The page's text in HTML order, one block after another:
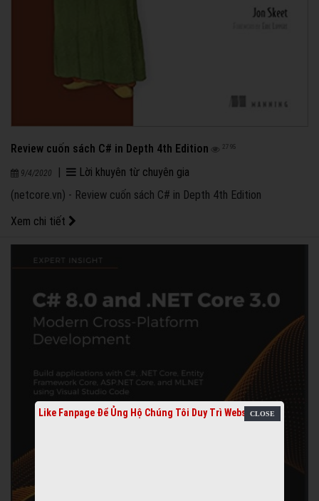
Review cuốn sách C# in Depth 4th Edition 2795
9/4/2020
Lời khuyên từ chuyên gia
(netcore.vn) - Review cuốn sách C# in Depth 4th Edition
Xem chi tiết
Like Fanpage Để Ủng Hộ Chúng Tôi Duy Trì Website